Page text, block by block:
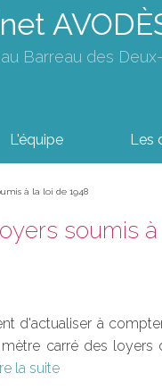
Barreau des
L'équipe Les
à la loi de 1948
soumis
d'actualiser à
carré des
la suite